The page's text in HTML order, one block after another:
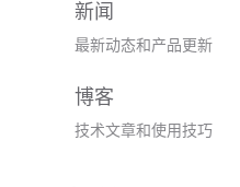
新闻
最新动态和产品更新
博客
技术文章和使用技巧